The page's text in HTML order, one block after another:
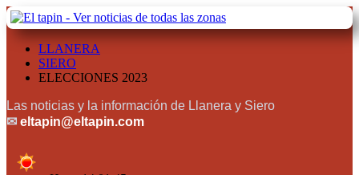
LLANERA
SIERO
ELECCIONES 2023
Las noticias y la información de Llanera y Siero
✉ eltapin@eltapin.com